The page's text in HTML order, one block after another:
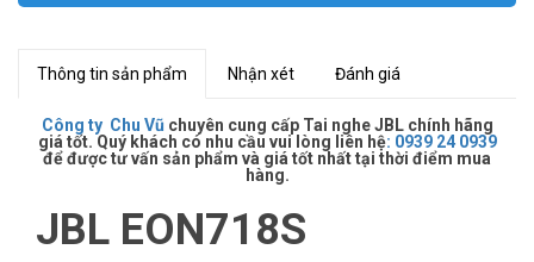
Thông tin sản phẩm Nhận xét Đánh giá
Công ty Chu Vũ chuyên cung cấp Tai nghe JBL chính hãng
giá tốt. Quý khách có nhu cầu vui lòng liên hệ: 0939 24 0939
để được tư vấn sản phẩm và giá tốt nhất tại thời điểm mua
hàng.
JBL EON718S